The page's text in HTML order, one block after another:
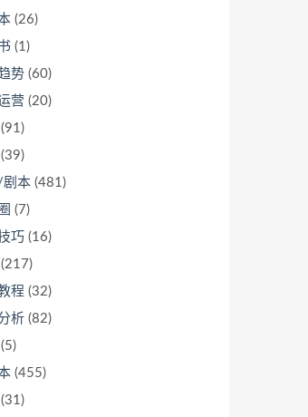
(26)
(1)
势 (60)
营 (20)
(91)
(39)
本 (481)
(7)
巧 (16)
(217)
程 (32)
析 (82)
(5)
(455)
(31)